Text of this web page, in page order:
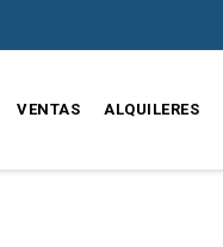
VENTAS ALQUILERES